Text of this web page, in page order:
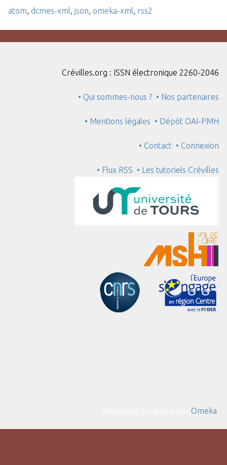
atom dcmes-xml json omeka-xml rss2
Crévilles.org : ISSN électronique 2260-2046
• Qui sommes-nous ? • Nos partenaires
• Mentions légales • Dépôt OAI-PMH
• Contact • Connexion
• Flux RSS • Les tutoriels Crévilles
Omeka